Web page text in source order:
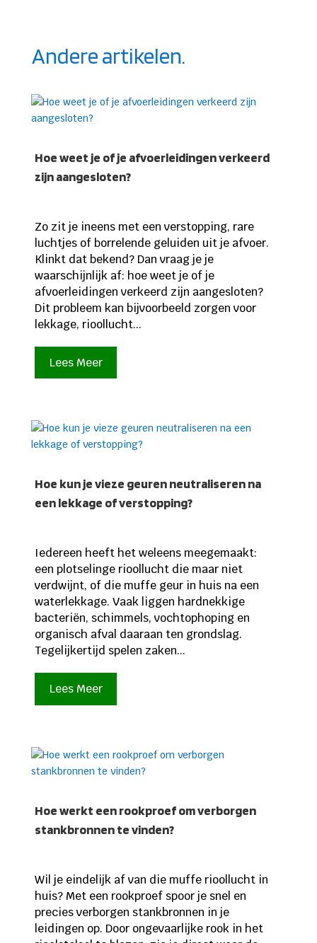
Andere artikelen.
Hoe weet je of je afvoerleidingen verkeerd
zijn aangesloten?
Zo zit je ineens met een verstopping, rare
luchtjes of borrelende geluiden uit je afvoer.
Klinkt dat bekend? Dan vraag je je
waarschijnlijk af: hoe weet je of je
afvoerleidingen verkeerd zijn aangesloten?
Dit probleem kan bijvoorbeeld zorgen voor
lekkage, rioollucht...
Lees Meer
Hoe kun je vieze geuren neutraliseren na
een lekkage of verstopping?
Iedereen heeft het weleens meegemaakt:
een plotselinge rioollucht die maar niet
verdwijnt, of die muffe geur in huis na een
waterlekkage. Vaak liggen hardnekkige
bacteriën, schimmels, vochtophoping en
organisch afval daaraan ten grondslag.
Tegelijkertijd spelen zaken...
Lees Meer
Hoe werkt een rookproef om verborgen
stankbronnen te vinden?
Wil je eindelijk af van die muffe rioollucht in
huis? Met een rookproef spoor je snel en
precies verborgen stankbronnen in je
leidingen op. Door ongevaarlijke rook in het